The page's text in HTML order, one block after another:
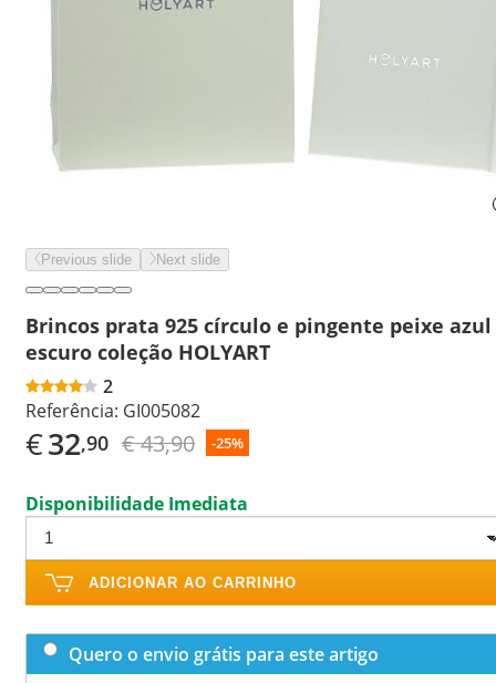
Previous slide Next slide
Brincos prata 925 círculo e pingente peixe azul
escuro coleção HOLYART
2
Referência: GI005082
€32,90 € 43,90 -25%
Disponibilidade Imediata
ADICIONAR AO CARRINHO
Quero o envio grátis para este artigo